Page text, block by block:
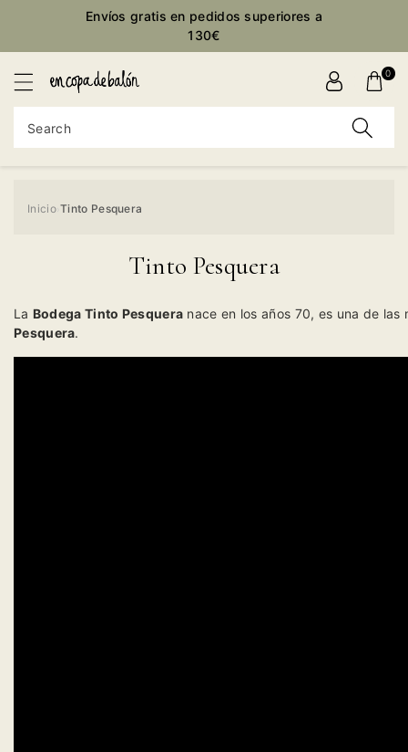
Envíos gratis en pedidos superiores a
130€
Search
0
Inicio›Tinto Pesquera
Tinto Pesquera
La Bodega Tinto Pesquera nace en los años 70, es una de
Pesquera.